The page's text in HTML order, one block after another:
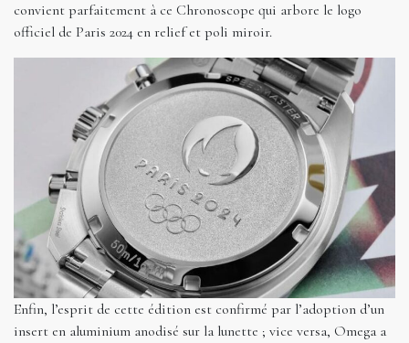
convient parfaitement à ce Chronoscope qui arbore le logo
officiel de Paris 2024 en relief et poli miroir.
Enfin, l’esprit de cette édition est confirmé par l’adoption d’un
insert en aluminium anodisé sur la lunette ; vice versa, Omega a